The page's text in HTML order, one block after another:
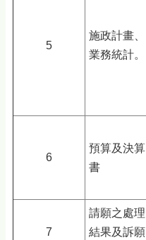
5
施政計畫、
業務統計。
6
預算及決算
書
7
請願之處理
結果及訴願